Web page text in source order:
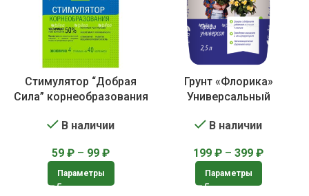
Стимулятор “Добрая
Сила” корнеобразования
В наличии
59 ₽ – 99 ₽
Параметры
Грунт «Флорика»
Универсальный
В наличии
199 ₽ – 399 ₽
Параметры